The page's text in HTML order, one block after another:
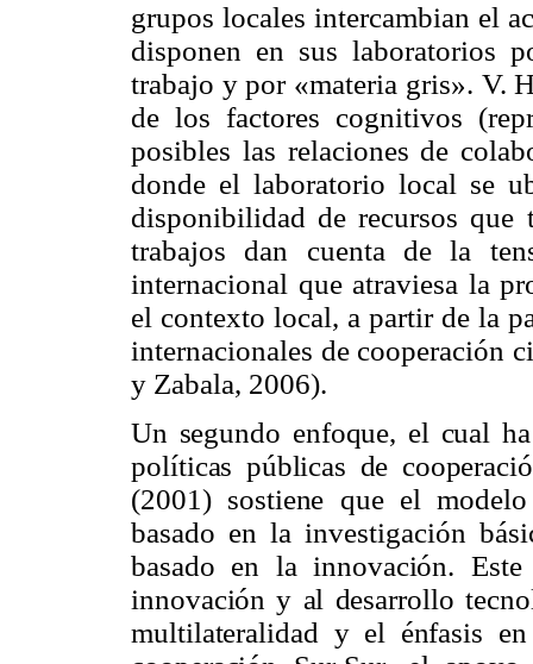
grupos locales intercambian el
disponen en sus laboratorios
trabajo y por «materia gris». V.
de los factores cognitivos
posibles las relaciones de
donde el laboratorio local se
disponibilidad de recursos que
trabajos dan cuenta de la
internacional que atraviesa la
el contexto local, a partir de la
internacionales de cooperación
y Zabala, 2006).
Un segundo enfoque, el cual
políticas públicas de
(2001) sostiene que el
basado en la investigación
basado en la innovación.
innovación y al desarrollo
multilateralidad y el énfasis